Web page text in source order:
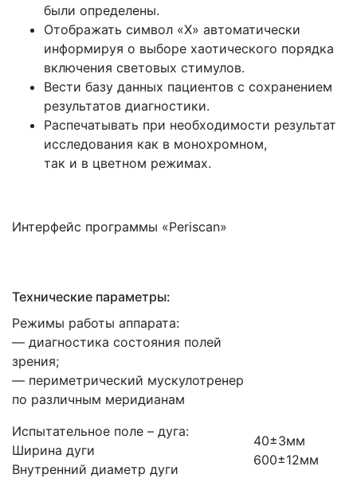
были определены.
Отображать символ «Х» автоматически
информируя о выборе хаотического порядка
включения световых стимулов.
Вести базу данных пациентов с сохранением
результатов диагностики.
Распечатывать при необходимости результат
исследования как в монохромном,
так и в цветном режимах.
Интерфейс программы «Periscan»
Технические параметры:
Режимы работы аппарата:
— диагностика состояния полей
зрения;
— периметрический мускулотренер
по различным меридианам
Испытательное поле – дуга:
Ширина дуги
Внутренний диаметр дуги
40±3мм
600±12мм